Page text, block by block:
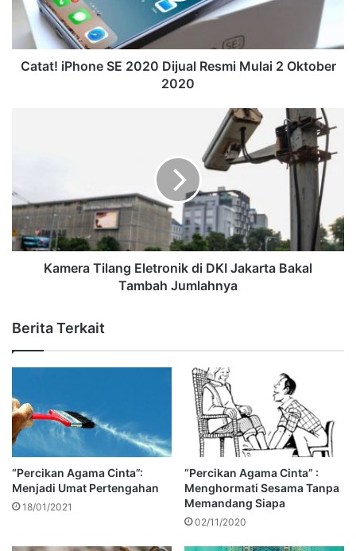
Catat! iPhone SE 2020 Dijual Resmi Mulai 2 Oktober
2020
Kamera Tilang Eletronik di DKI Jakarta Bakal
Tambah Jumlahnya
Berita Terkait
“Percikan Agama Cinta”:
Menjadi Umat Pertengahan
18/01/2021
“Percikan Agama Cinta” :
Menghormati Sesama Tanpa
Memandang Siapa
02/11/2020